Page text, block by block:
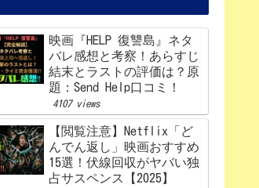
映画『HELP 復讐島』ネタ
バレ感想と考察！あらすじ
結末とラストの評価は？原
題：Send Help口コミ！
4107 views
【閲覧注意】Netflix「ど
んでん返し」映画おすすめ
15選！伏線回収がヤバい独
占サスペンス【2025】